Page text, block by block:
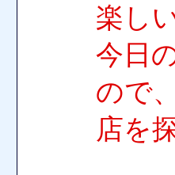
楽し
今日
ので
店を